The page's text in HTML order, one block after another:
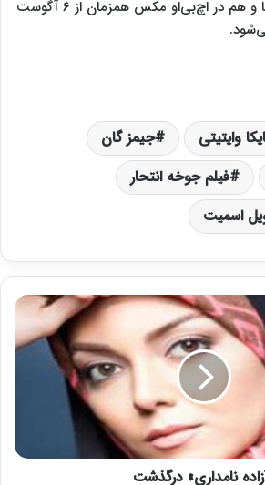
این فیلم هم در سینماها و هم در اچ‌بی‌او مکس همزمان از ۶ آگوست
وایتیتی
جیمز گان
فیلم جوخه انتحار
اسمیت
نامداری» درگذشت